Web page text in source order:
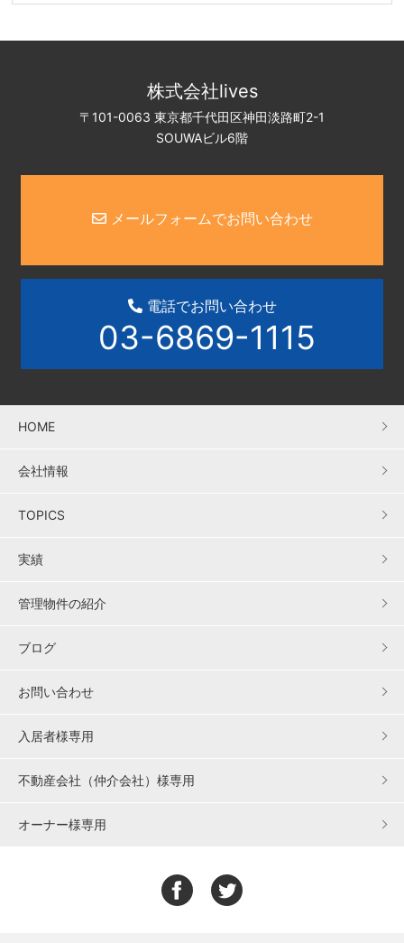
株式会社lives
〒101-0063 東京都千代田区神田淡路町2-1
SOUWAビル6階
メールフォームでお問い合わせ
電話でお問い合わせ
03-6869-1115
HOME
会社情報
TOPICS
実績
管理物件の紹介
ブログ
お問い合わせ
入居者様専用
不動産会社（仲介会社）様専用
オーナー様専用